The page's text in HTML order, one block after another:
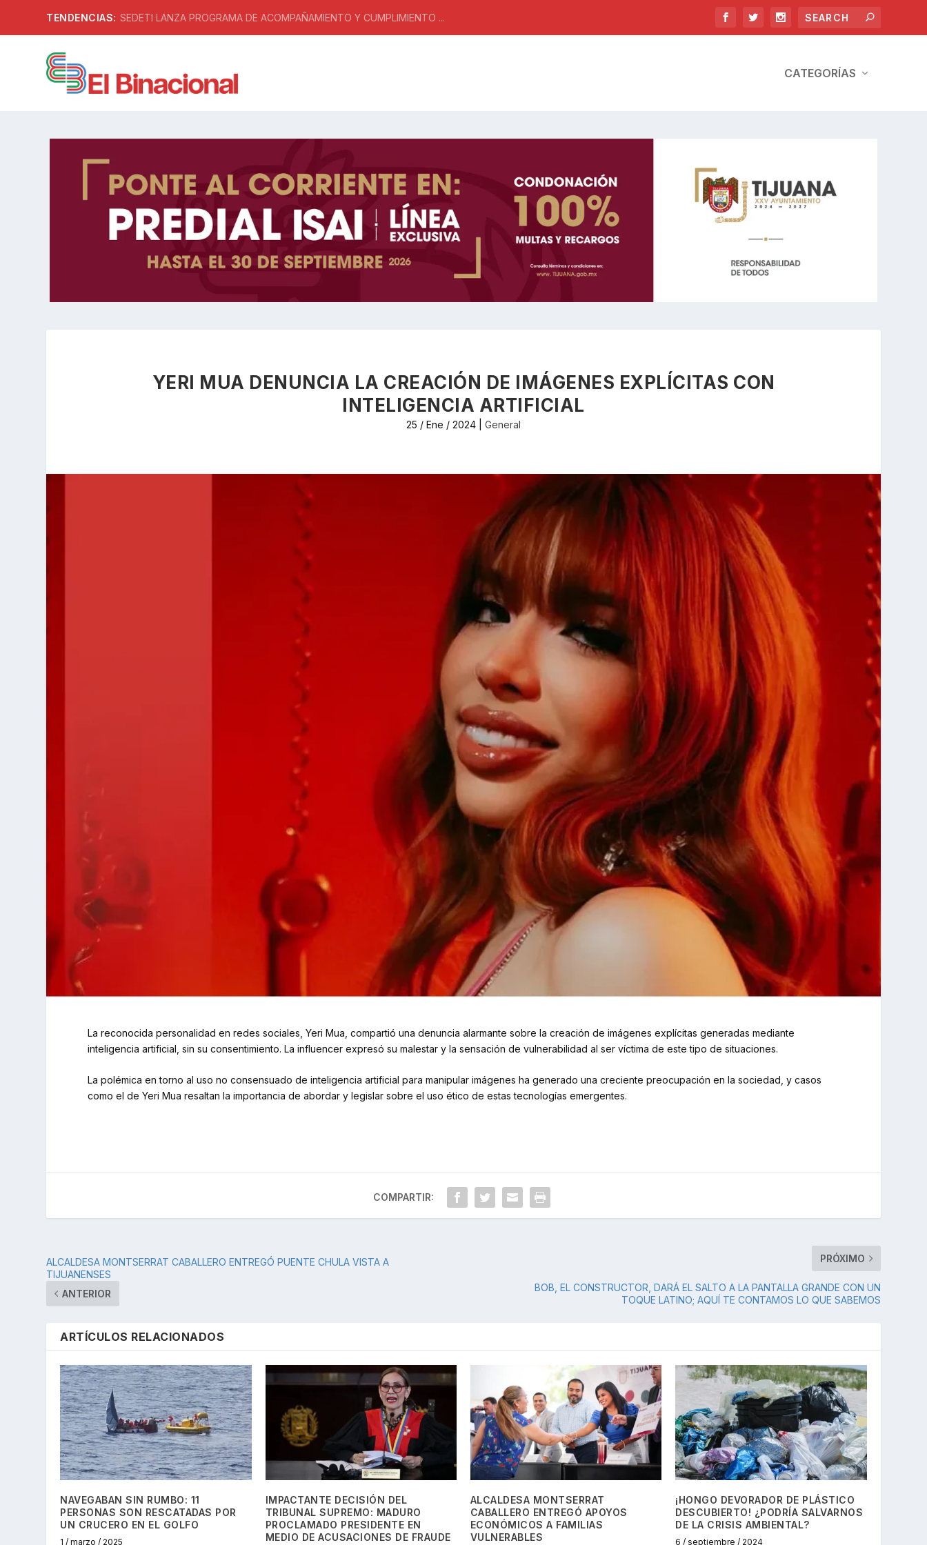
TENDENCIAS: SEDETI LANZA PROGRAMA DE ACOMPAÑAMIENTO Y CUMPLIMIENTO ...
CATEGORÍAS
YERI MUA DENUNCIA LA CREACIÓN DE IMÁGENES EXPLÍCITAS CON
INTELIGENCIA ARTIFICIAL
25 / Ene / 2024 General
La reconocida personalidad en redes sociales, Yeri Mua, compartió una denuncia alarmante sobre la creación de imágenes explícitas generadas mediante
inteligencia artificial, sin su consentimiento. La influencer expresó su malestar y la sensación de vulnerabilidad al ser víctima de este tipo de situaciones.
La polémica en torno al uso no consensuado de inteligencia artificial para manipular imágenes ha generado una creciente preocupación en la sociedad, y casos
como el de Yeri Mua resaltan la importancia de abordar y legislar sobre el uso ético de estas tecnologías emergentes.
COMPARTIR:
ALCALDESA MONTSERRAT CABALLERO ENTREGÓ PUENTE CHULA VISTA A
TIJUANENSES
ANTERIOR
PRÓXIMO
BOB, EL CONSTRUCTOR, DARÁ EL SALTO A LA PANTALLA GRANDE CON UN
TOQUE LATINO; AQUÍ TE CONTAMOS LO QUE SABEMOS
ARTÍCULOS RELACIONADOS
NAVEGABAN SIN RUMBO: 11
PERSONAS SON RESCATADAS POR
UN CRUCERO EN EL GOLFO
1 / marzo / 2025
IMPACTANTE DECISIÓN DEL
TRIBUNAL SUPREMO: MADURO
PROCLAMADO PRESIDENTE EN
MEDIO DE ACUSACIONES DE FRAUDE
ALCALDESA MONTSERRAT
CABALLERO ENTREGÓ APOYOS
ECONÓMICOS A FAMILIAS
VULNERABLES
¡HONGO DEVORADOR DE PLÁSTICO
DESCUBIERTO! ¿PODRÍA SALVARNOS
DE LA CRISIS AMBIENTAL?
6 / septiembre / 2024